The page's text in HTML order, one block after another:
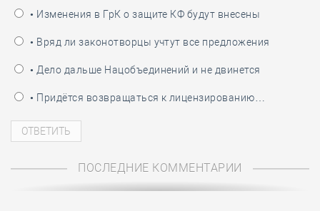
• Изменения в ГрК о защите КФ будут внесены
• Вряд ли законотворцы учтут все предложения
• Дело дальше Нацобъединений и не двинется
• Придётся возвращаться к лицензированию…
ПОСЛЕДНИЕ КОММЕНТАРИИ